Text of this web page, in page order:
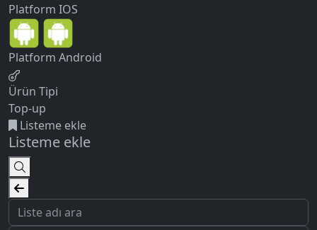
Platform IOS
Platform Android
Ürün Tipi
Top-up
Listeme ekle
Listeme ekle